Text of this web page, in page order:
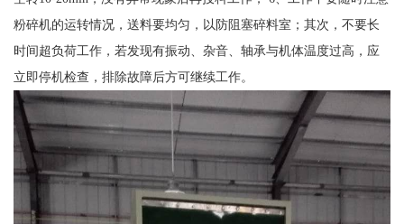
粉碎机的运转情况，送料要均匀，以防阻塞碎料室；其次，不要长
时间超负荷工作，若发现有振动、杂音、轴承与机体温度过高，应
立即停机检查，排除故障后方可继续工作。